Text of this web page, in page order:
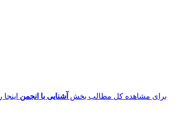
برای مشاهده کل مطالب بخش آشنایی با انجمن